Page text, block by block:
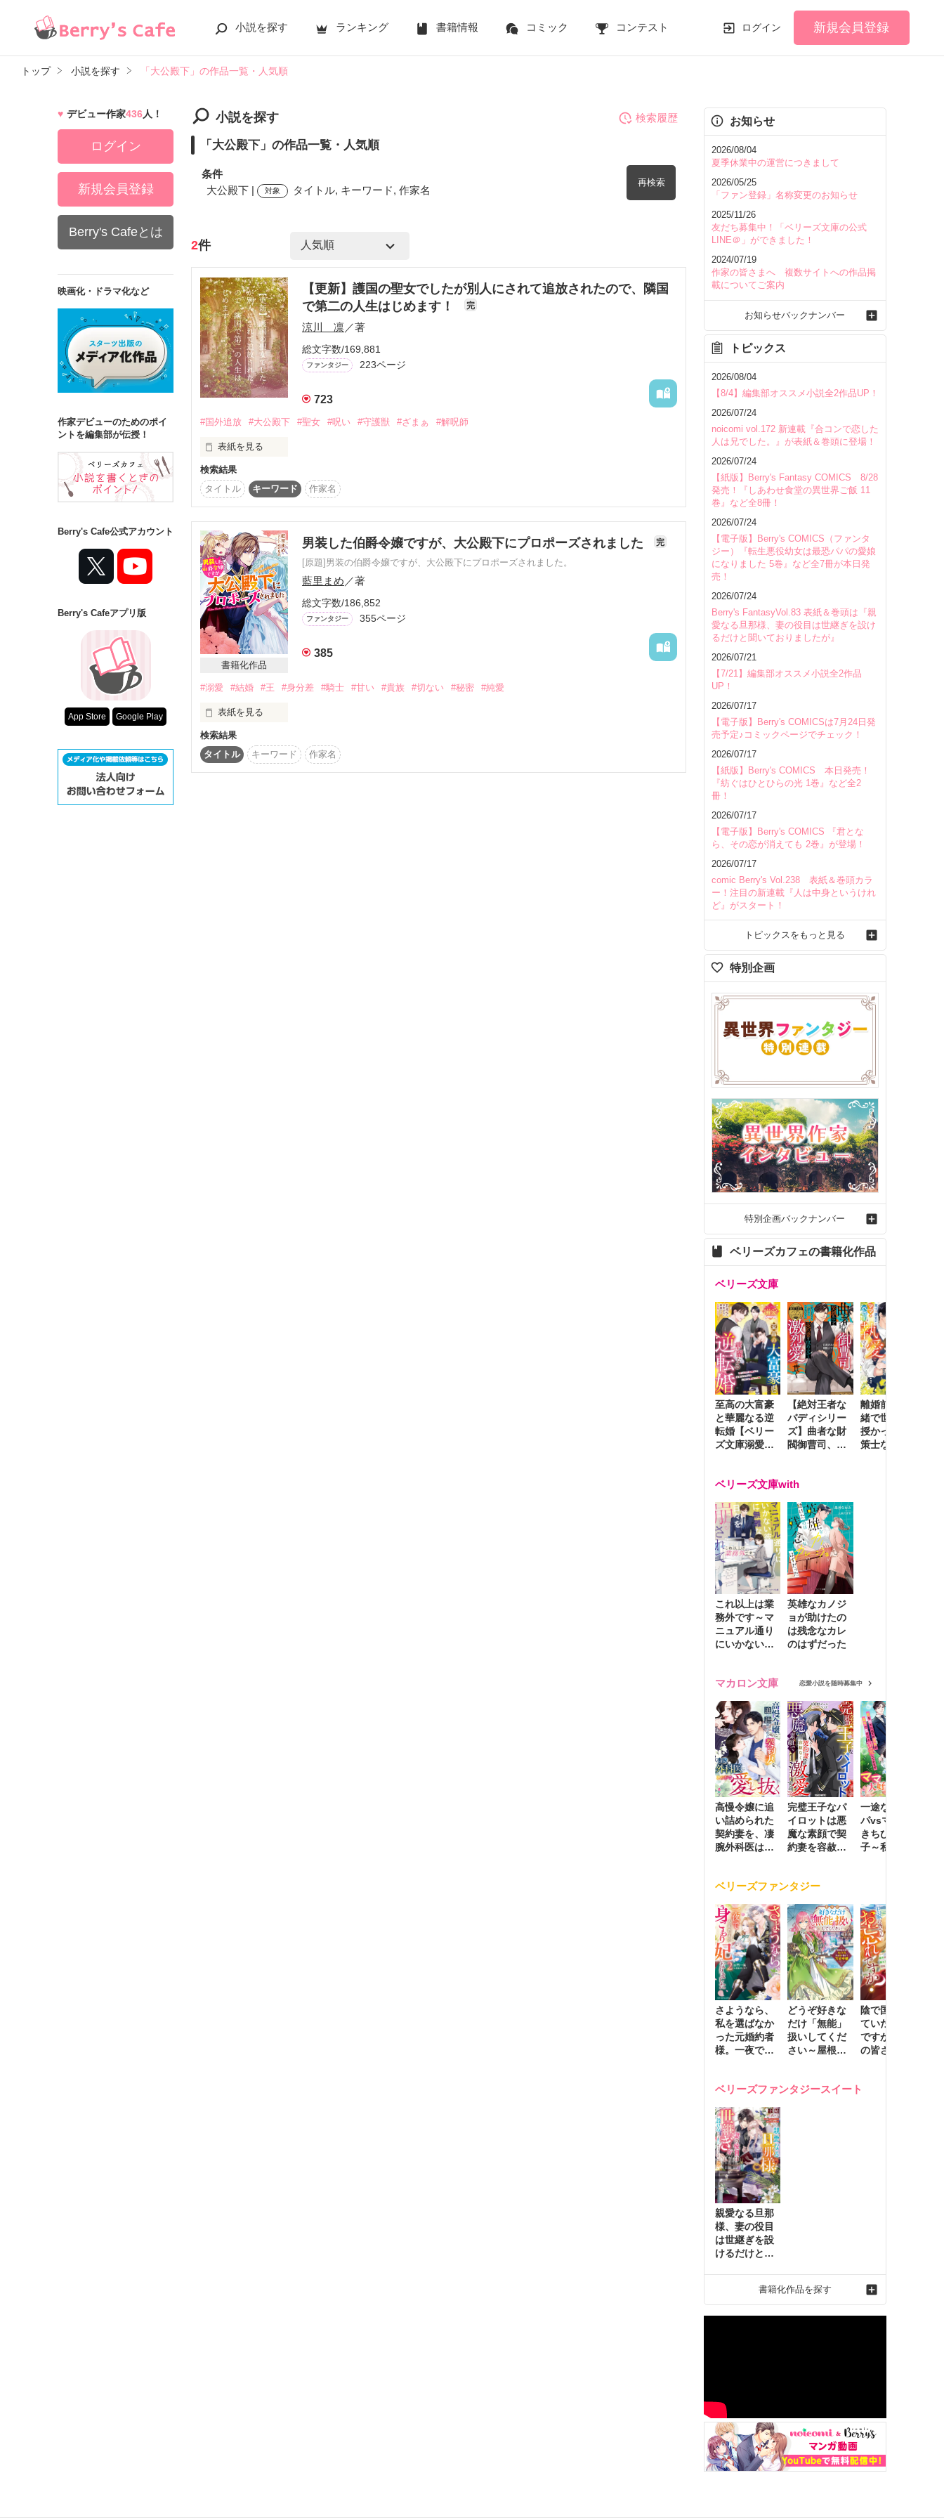
小説を探す ランキング 書籍情報 コミック コンテスト ログイン 新規会員登録
トップ 小説を探す 「大公殿下」の作品一覧・人気順
小説を探す
「大公殿下」の作品一覧・人気順
条件
大公殿下 |
対象 タイトル, キーワード, 作家名
再検索
を含む
詳しく検索
検索対象
タイトル
キーワード
全て
完結 更新中
作品の長さ
長編
中編 短編
コンテスト
超短編！フェチから始まる溺愛コンテスト
スターツ出版小説投稿サイト合同企画「1話からの長編大賞」ベリーズカフェ会場
その他の条件
動画あり
検索履歴
2件
【更新】護国の聖女でしたが別人にされて追放されたので、隣国
で第二の人生はじめます！
完
涼川 凛／著
総文字数/169,881
ファンタジー 223ページ
723
#国外追放 #大公殿下 #聖女 #呪い #守護獣 #ざまぁ #解呪師
表紙を見る
力を搾取されるだけの毎日を送っていた護国聖女のエリアナ
ある日、何者かの手によって別人になって断罪されてしまう
聖女の力を失い、追放されてショックを受けたが……
別人、自由、第二の人生！
ポジティブにとらえて隣国に向かうエリアナを待つのは
地位と友情ともふもふ、それに……恋？
これは新たな力を得た元聖女が、大公殿下のもとで活躍するお話
2024/11/10　公開
2025/12/29　更新
検索結果
タイトル
キーワード 作家名
書籍化作品
男装した伯爵令嬢ですが、大公殿下にプロポーズされました 完
[原題]男装の伯爵令嬢ですが、大公殿下にプロポーズされました。
藍里まめ ／著
総文字数/186,852
ファンタジー 355ページ
385
#溺愛 #結婚 #王 #身分差 #騎士 #甘い #貴族 #切ない #秘密 #純愛
表紙を見る
＊改稿前の文章です。文庫には書き下ろし番外編がついています。
検索結果
タイトル
キーワード 作家名
デビュー作家436人！
ログイン
新規会員登録
Berry's Cafeとは
映画化・ドラマ化など
作家デビューのためのポイ
ントを編集部が伝授！
Berry's Cafe公式アカウント
Berry's Cafeアプリ版
App Store Google Play
お知らせ
2026/08/04
夏季休業中の運営につきまして
2026/05/25
「ファン登録」名称変更のお知らせ
2025/11/26
友だち募集中！「ベリーズ文庫の公式
LINE＠」ができました！
2024/07/19
作家の皆さまへ 複数サイトへの作品掲
載についてご案内
お知らせバックナンバー
トピックス
2026/08/04
【8/4】編集部オススメ小説全2作品UP！
2026/07/24
noicomi vol.172 新連載『合コンで恋した
人は兄でした。』が表紙＆巻頭に登場！
2026/07/24
【紙版】Berry's Fantasy COMICS 8/28
発売！『しあわせ食堂の異世界ご飯 11
巻』など全8冊！
2026/07/24
【電子版】Berry's COMICS（ファンタ
ジー）『転生悪役幼女は最恐パパの愛娘
になりました 5巻』など全7冊が本日発
売！
2026/07/24
Berry's FantasyVol.83 表紙＆巻頭は『親
愛なる旦那様、妻の役目は世継ぎを設け
るだけと聞いておりましたが』
2026/07/21
【7/21】編集部オススメ小説全2作品
UP！
2026/07/17
【電子版】Berry's COMICSは7月24日発
売予定♪コミックページでチェック！
2026/07/17
【紙版】Berry's COMICS 本日発売！
『紡ぐはひとひらの光 1巻』など全2
冊！
2026/07/17
【電子版】Berry's COMICS 『君とな
ら、その恋が消えても 2巻』が登場！
2026/07/17
comic Berry's Vol.238 表紙＆巻頭カラ
ー！注目の新連載『人は中身というけれ
ど』がスタート！
トピックスをもっと見る
特別企画
特別企画バックナンバー
ベリーズカフェの書籍化作品
ベリーズ文庫
至高の大富豪
と華麗なる逆
転婚【ベリー
ズ文庫溺愛ア
【絶対王者な
バディシリー
ズ】曲者な財
閥御曹司、笑
激烈愛で貫く
離婚前夜に内
緒で世継ぎを
授かったら～
策士な御曹司
ベリーズ文庫with
これ以上は業
務外です～マ
ニュアル通り
にいかない彼
英雄なカノジ
ョが助けたの
は残念なカレ
のはずだった
マカロン文庫 恋愛小説を随時募集中
高慢令嬢に追
い詰められた
契約妻を、凄
腕外科医はこ
完璧王子なパ
イロットは悪
魔な素顔で契
約妻を容赦な
一途な社長パ
パvsママ大好
きちびっこ息
子～私を捨て
ベリーズファンタジー
さようなら、
私を選ばなか
った元婚約者
様。一夜で大
ました２
どうぞ好きな
だけ「無能」
扱いしてくだ
さい～屋根裏
動かす万能令
陰で国を支え
ていたのは私
ですが、王家
の皆さんお忘
れ才女の辺境
ベリーズファンタジースイート
親愛なる旦那
様、妻の役目
は世継ぎを設
けるだけと聞
れ才女の幸せ
な結婚～2
書籍化作品を探す